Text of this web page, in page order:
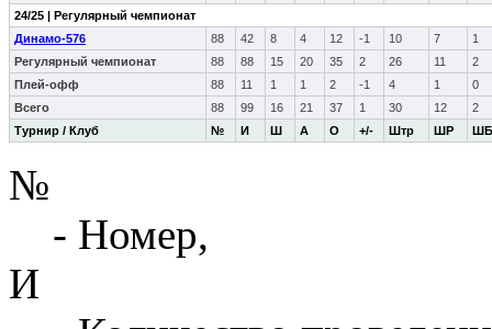
Турнир / Клуб № И Ш А О +/- Штр ШР ШБ
24/25 | Регулярный чемпионат
Динамо-576
88 42 8 4 12 -1 10 7
1
Регулярный чемпионат
88 88 15 20 35 2 26 11
2
Плей-офф
88 11 1 1 2 -1 4 1
0
Всего
88 99 16 21 37 1 30 12 2
№
- Номер,
И